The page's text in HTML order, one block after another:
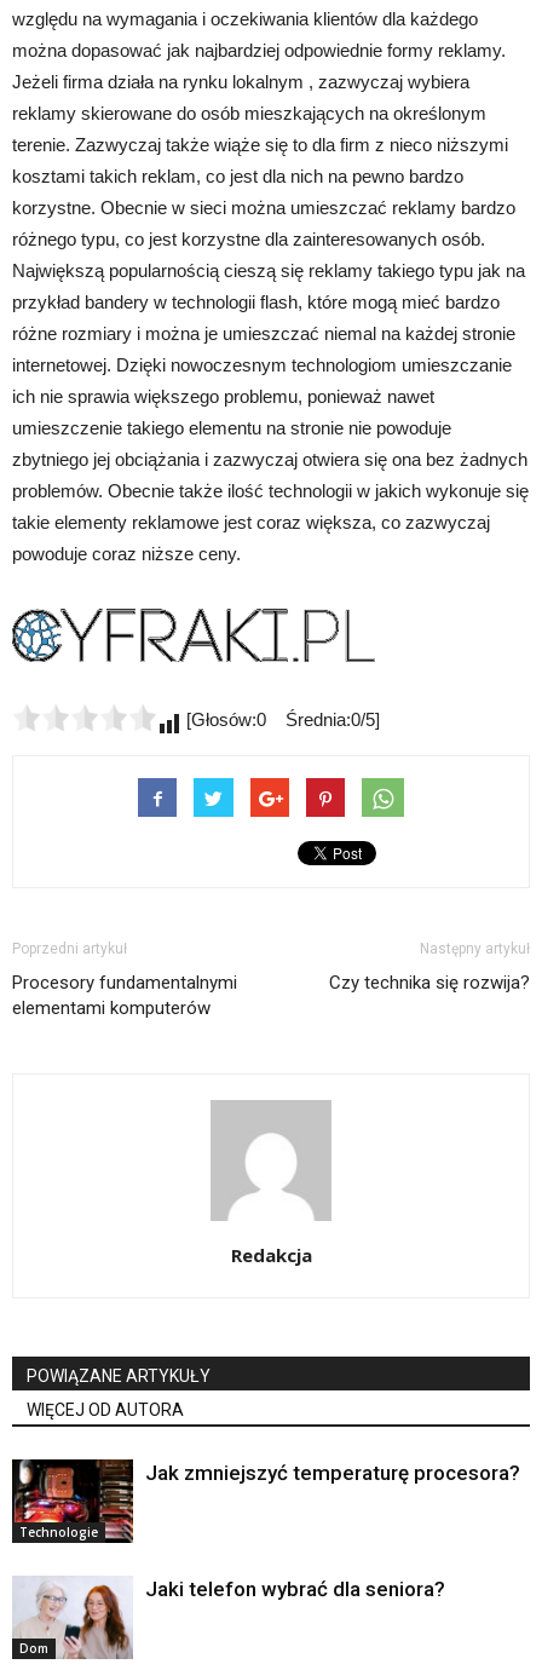
względu na wymagania i oczekiwania klientów dla każdego
można dopasować jak najbardziej odpowiednie formy reklamy.
Jeżeli firma działa na rynku lokalnym , zazwyczaj wybiera
reklamy skierowane do osób mieszkających na określonym
terenie. Zazwyczaj także wiąże się to dla firm z nieco niższymi
kosztami takich reklam, co jest dla nich na pewno bardzo
korzystne. Obecnie w sieci można umieszczać reklamy bardzo
różnego typu, co jest korzystne dla zainteresowanych osób.
Największą popularnością cieszą się reklamy takiego typu jak na
przykład bandery w technologii flash, które mogą mieć bardzo
różne rozmiary i można je umieszczać niemal na każdej stronie
internetowej. Dzięki nowoczesnym technologiom umieszczanie
ich nie sprawia większego problemu, ponieważ nawet
umieszczenie takiego elementu na stronie nie powoduje
zbytniego jej obciążania i zazwyczaj otwiera się ona bez żadnych
problemów. Obecnie także ilość technologii w jakich wykonuje się
takie elementy reklamowe jest coraz większa, co zazwyczaj
powoduje coraz niższe ceny.
[Głosów:0 Średnia:0/5]
Poprzedni artykuł
Procesory fundamentalnymi
elementami komputerów
Następny artykuł
Czy technika się rozwija?
Redakcja
POWIĄZANE ARTYKUŁY
WIĘCEJ OD AUTORA
Technologie
Jak zmniejszyć temperaturę procesora?
Dom
Jaki telefon wybrać dla seniora?